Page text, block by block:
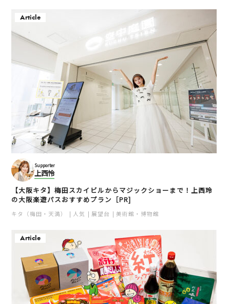
Article
Supporter
上西怜
【大阪キタ】梅田スカイビルからマジックショーまで！上西玲
の大阪楽遊パスおすすめプラン［PR]
キタ（梅田・天満） 人気 展望台 美術館・博物館
Article